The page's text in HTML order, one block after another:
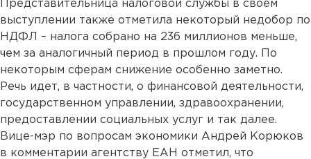
Представительница налоговой службы в своем
выступлении также отметила некоторый недобор по
НДФЛ – налога собрано на 236 миллионов меньше,
чем за аналогичный период в прошлом году. По
некоторым сферам снижение особенно заметно.
Речь идет, в частности, о финансовой деятельности,
государственном управлении, здравоохранении,
предоставлении социальных услуг и так далее.
Вице-мэр по вопросам экономики Андрей Корюков
в комментарии агентству ЕАН отметил, что